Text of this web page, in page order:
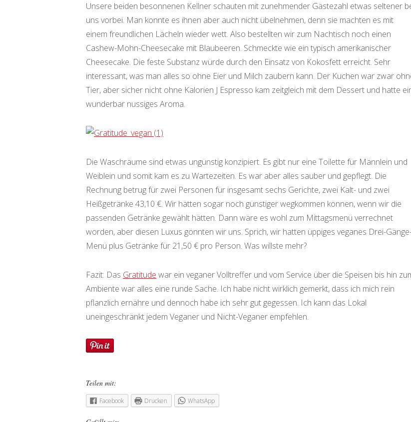
Unsere beiden besonnenen Kellner schauten mit zunehmender Gästezahl etwas seltener
uns vorbei. Man konnte es ihnen aber auch nicht übelnehmen, denn sie machten es mit
einem freundlichen Lächeln wieder wett. Also bestellten wir zum Nachtisch noch einen
Cashew-Mohn-Cheesecake mit Blaubeeren. Schmeckte wie ein typisch amerikanischer
Cheesecake. Die feste Substanz würde durch den Einsatz von Kokosfett erreicht. Sehr
interessant, was man alles so ohne Eier und Milch zaubern kann. Der Kuchen war zwar
Tier, aber sicher nicht ohne Kalorien J Espresso kam zeitgleich mit dem Dessert und hatte
wunderbar nussiges Aroma.
Die Waschräume sind etwas ungünstig konzipiert. Es gibt nur eine Toilette für Männlein und
Weiblein und somit kam es zu Wartezeiten. Es war aber alles sauber und gepflegt. Die
Rechnung betrug für zwei Personen für insgesamt sechs Gerichte, zwei Kalt- und zwei
Heißgetränke 43,10 €. Wir hätten sogar noch günstiger wegkommen können, wenn wir die
passenden Getränke gewählt hätten. Dann wäre es wohl zum Mittagsmenü verrechnet
worden, aber diesen Luxus gönnten wir uns. Sprich, wir hatten üppiges veganes Drei-
Menü plus Getränke für 21,50 € pro Person. Was willste mehr?
Fazit: Das Gratitude war ein veganer Volltreffer und vom Service über die Speisen bis hin
Ambiente war alles eine runde Sache. Ich habe nicht wirklich gemerkt, dass ich mich rein
pflanzlich ernähre und dennoch habe ich sehr gut gegessen. Ich kann das Lokal
uneingeschränkt jedem Veganer und Nicht-Veganer empfehlen.
Teilen mit:
Facebook Drucken WhatsApp